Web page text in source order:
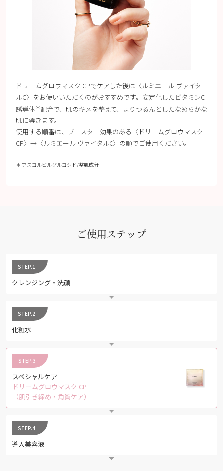
ドリームグロウマスク CPでケアした後は〈ルミエール ヴァイタ
ルC〉をお使いいただくのがおすすめです。安定化したビタミンC
誘導体 ＊配合で、肌のキメを整えて、よりつるんとしたなめらかな
肌に導きます。
使用する順番は、ブースター効果のある〈ドリームグロウマスク
CP〉→〈ルミエール ヴァイタルC〉の順でご使用ください。
＊ アスコルビルグルコシド/整肌成分
ご使用ステップ
STEP.1
クレンジング・洗顔
STEP.2
化粧水
STEP.3
スペシャルケア
ドリームグロウマスク CP
（肌引き締め・角質ケア）
STEP.4
導入美容液